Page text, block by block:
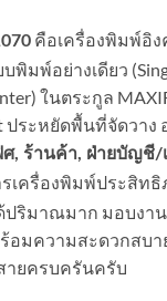
คือเครื่องพิมพ์อิง
มพ์อย่างเดียว
ในตระกูล
ประหยัดพื้นที่จัดวาง
, ร้านค้า, ฝ่ายบัญชี/
เครื่องพิมพ์ประสิท
ปริมาณมาก มอบง
อมความสะดวกสบ
ายครบครันครับ